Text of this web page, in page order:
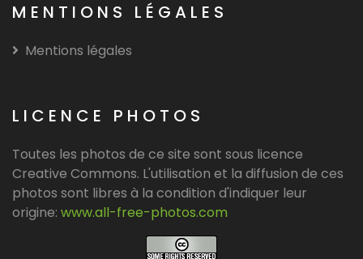
MENTIONS LÉGALES
Mentions légales
LICENCE PHOTOS
Toutes les photos de ce site sont sous licence
Creative Commons. L'utilisation et la diffusion de ces
photos sont libres à la condition d'indiquer leur
origine: www.all-free-photos.com